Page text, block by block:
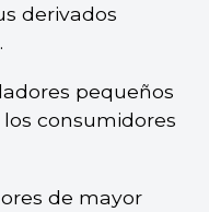
derivados
pequeños
consumidores
de mayor